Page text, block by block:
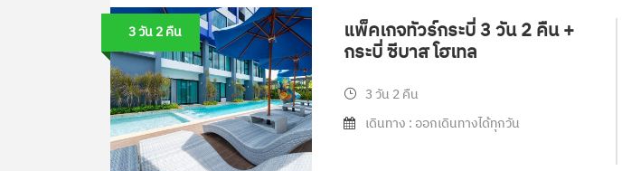
3 วัน 2 คืน แพ็คเกจทัวร์กระบี่ 3 วัน 2 คืน +
กระบี่ ซีบาส โฮเทล
3 วัน 2 คืน
เดินทาง : ออกเดินทางได้ทุกวัน